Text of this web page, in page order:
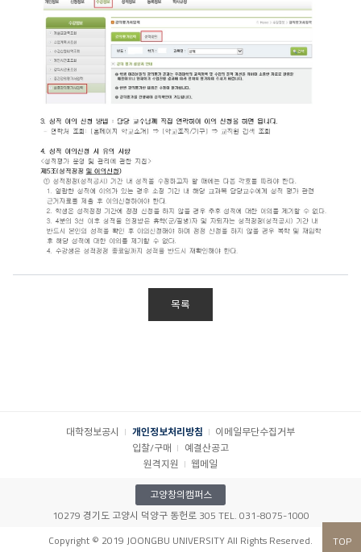
목록
대학정보공시 개인정보처리방침
이메일무단수집거부
입찰/구매
예결산공고
원격지원
웹메일
TOP
고양창의캠퍼스
10279 경기도 고양시 덕양구 동헌로 305 TEL. 031-8075-1000
Copyright © 2019 JOONGBU UNIVERSITY All Rights Reserved.